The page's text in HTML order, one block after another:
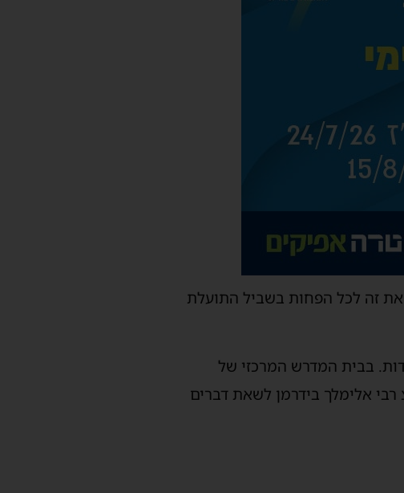
את זה לכל הפחות בשביל התועלת
בבית המדרש המרכזי של
אלימלך בידרמן לשאת דברים